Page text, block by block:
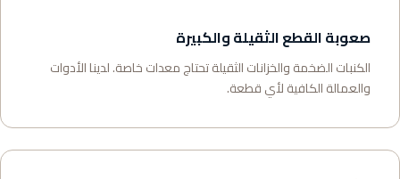
صعوبة القطع الثقيلة والكبيرة
الكنبات الضخمة والخزانات الثقيلة تحتاج معدات خاصة. لدينا الأدوات
والعمالة الكافية لأي قطعة.